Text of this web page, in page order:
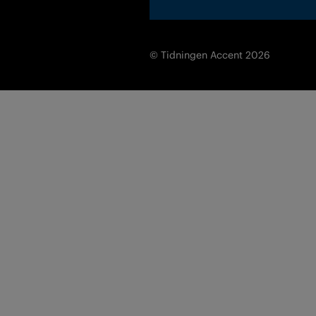
© Tidningen Accent 2026